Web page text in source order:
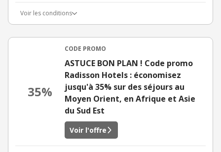
Voir les conditions
35%
CODE PROMO
ASTUCE BON PLAN ! Code promo
Radisson Hotels : économisez
jusqu'à 35% sur des séjours au
Moyen Orient, en Afrique et Asie
du Sud Est
Voir l'offre